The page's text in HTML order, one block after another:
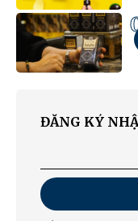
ĐĂNG KÝ